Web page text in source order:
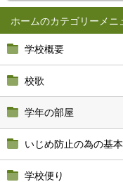
ホーム
学校概要
校歌
学年の部屋
いじめ防止の為の基
学校便り